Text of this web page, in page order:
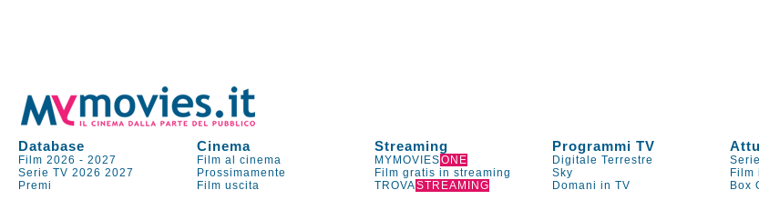
Database Cinema Streaming Programmi TV
Film 2026 -2027 Film al cinema MYMOVIESONE Digitale Terrestre
Serie TV 2026 2027 Prossimamente Film gratis in streaming Sky Film
Premi
Film uscita TROVASTREAMING Domani in TV Box